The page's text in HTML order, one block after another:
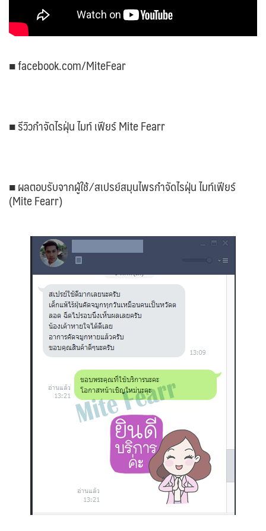
■ facebook.com/MiteFear
■ รีวิวกำจัดไรฝุ่น ไมท์ เฟียร์ Mite Fearr
■ ผลตอบรับจากผู้ใช้ ⁄ สเปรย์สมุนไพรกำจัดไรฝุ่น ไมท์เฟียร์
(Mite Fearr)